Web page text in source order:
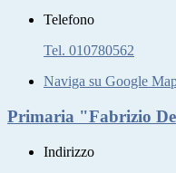
Telefono
Tel. 010780562
Naviga su Google
Primaria "Fabrizio
Indirizzo